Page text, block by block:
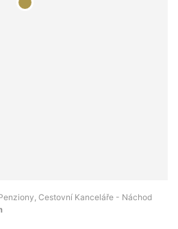
Cestovní Kanceláře - Náchod